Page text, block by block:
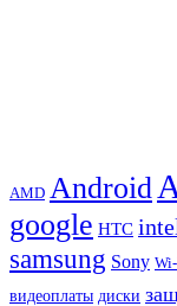
AMD Android
google HTC
samsung Sony
видеоплаты диски